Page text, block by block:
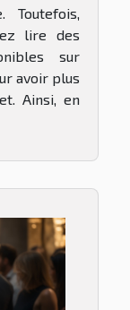
Toutefois,
lire des
sur
avoir plus
Ainsi, en